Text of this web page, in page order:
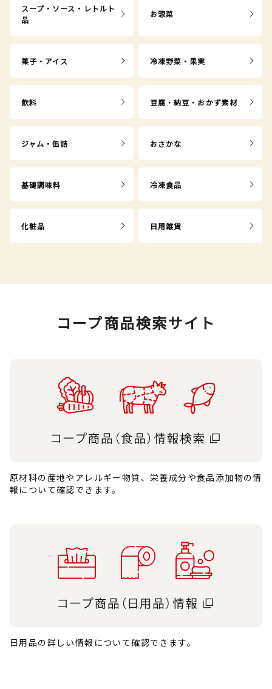
スープ・ソース・レトルト
品
お惣菜
菓子・アイス 冷凍野菜・果実
飲料 豆腐・納豆・おかず素材
ジャム・缶詰 おさかな
基礎調味料 冷凍食品
化粧品 日用雑貨
コープ商品検索サイト
原材料の産地やアレルギー物質、栄養成分や食品添加物の情
報について確認できます。
日用品の詳しい情報について確認できます。